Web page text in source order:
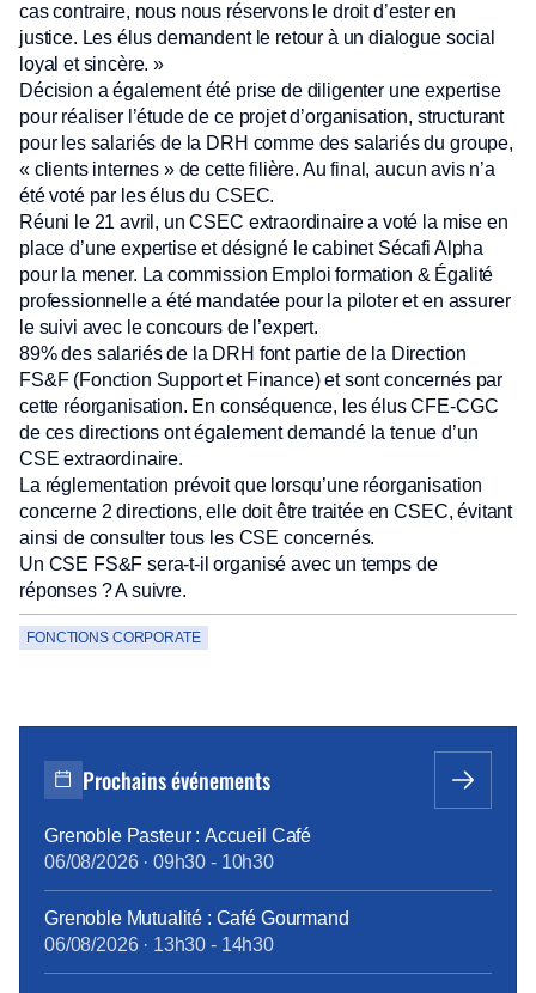
cas contraire, nous nous réservons le droit d’ester en
justice. Les élus demandent le retour à un dialogue social
loyal et sincère. »
Décision a également été prise de diligenter une expertise
pour réaliser l’étude de ce projet d’organisation, structurant
pour les salariés de la DRH comme des salariés du groupe,
« clients internes » de cette filière. Au final, aucun avis n’a
été voté par les élus du CSEC.
Réuni le 21 avril, un CSEC extraordinaire a voté la mise en
place d’une expertise et désigné le cabinet Sécafi Alpha
pour la mener. La commission Emploi formation & Égalité
professionnelle a été mandatée pour la piloter et en assurer
le suivi avec le concours de l’expert.
89% des salariés de la DRH font partie de la Direction
FS&F (Fonction Support et Finance) et sont concernés par
cette réorganisation. En conséquence, les élus CFE-CGC
de ces directions ont également demandé la tenue d’un
CSE extraordinaire.
La réglementation prévoit que lorsqu’une réorganisation
concerne 2 directions, elle doit être traitée en CSEC, évitant
ainsi de consulter tous les CSE concernés.
Un CSE FS&F sera-t-il organisé avec un temps de
réponses ? A suivre.
FONCTIONS CORPORATE
Prochains événements
Grenoble Pasteur : Accueil Café
06/08/2026· 09h30 - 10h30
Grenoble Mutualité : Café Gourmand
06/08/2026· 13h30 - 14h30